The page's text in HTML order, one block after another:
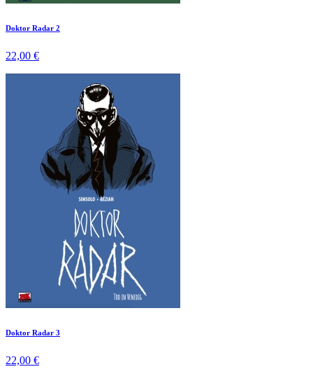
Doktor Radar 2
22,00 €
Doktor Radar 3
22,00 €